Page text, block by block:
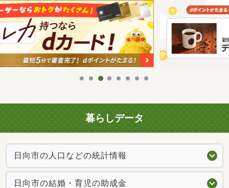
暮らしデータ
日向市の人口などの統計情報
日向市の結婚・育児の助成金